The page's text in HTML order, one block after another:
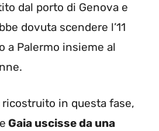
dal porto di Genova e
dovuta scendere l’11
a Palermo insieme al
in questa fase,
Gaia uscisse da una